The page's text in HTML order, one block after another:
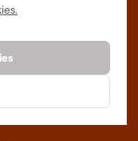
: nous
votre projet. Fixami